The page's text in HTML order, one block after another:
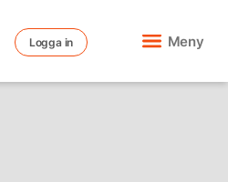
Logga in Meny